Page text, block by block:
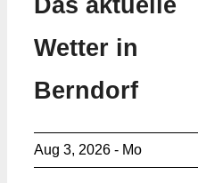
Das aktuelle
Wetter in
Berndorf
Aug 3, 2026 - Mo